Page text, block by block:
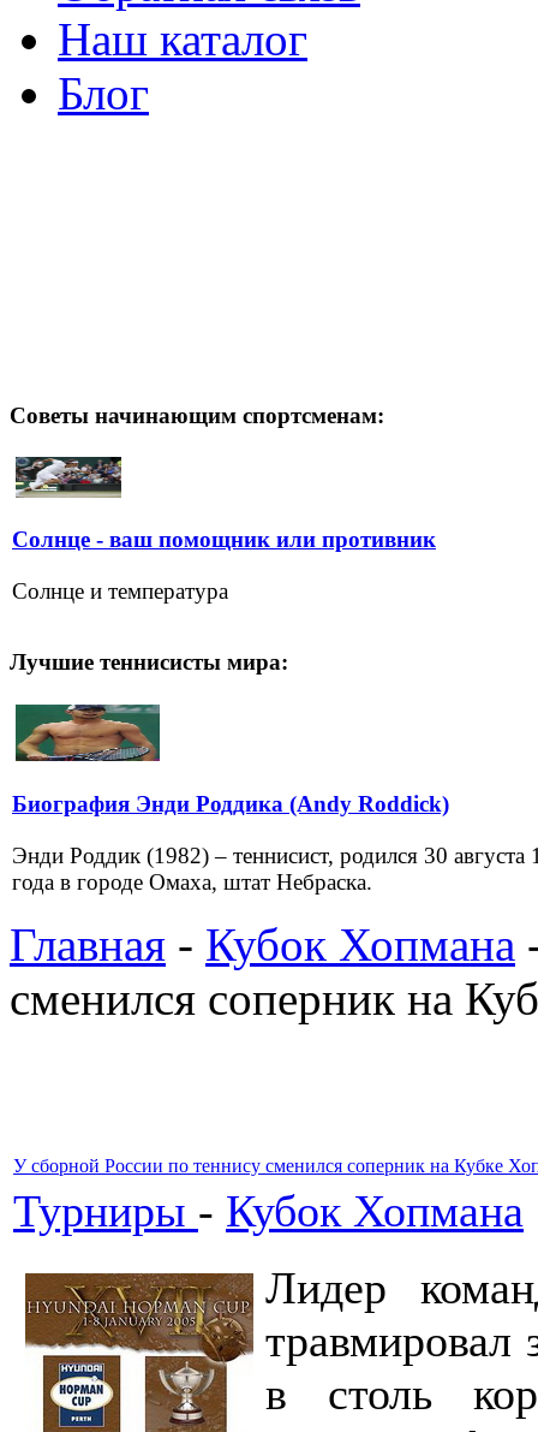
Наш каталог
Блог
Советы начинающим спортсменам:
Солнце - ваш помощник или противник
Солнце и температура
Лучшие теннисисты мира:
Биография Энди Роддика (Andy Roddick)
Энди Роддик (1982) – теннисист, родился 30 августа
года в городе Омаха, штат Небраска.
Главная - Кубок Хопмана
сменился соперник на
У сборной России по теннису сменился соперник на Кубке
Турниры - Кубок Хопмана
Лидер
травмировал
в столь